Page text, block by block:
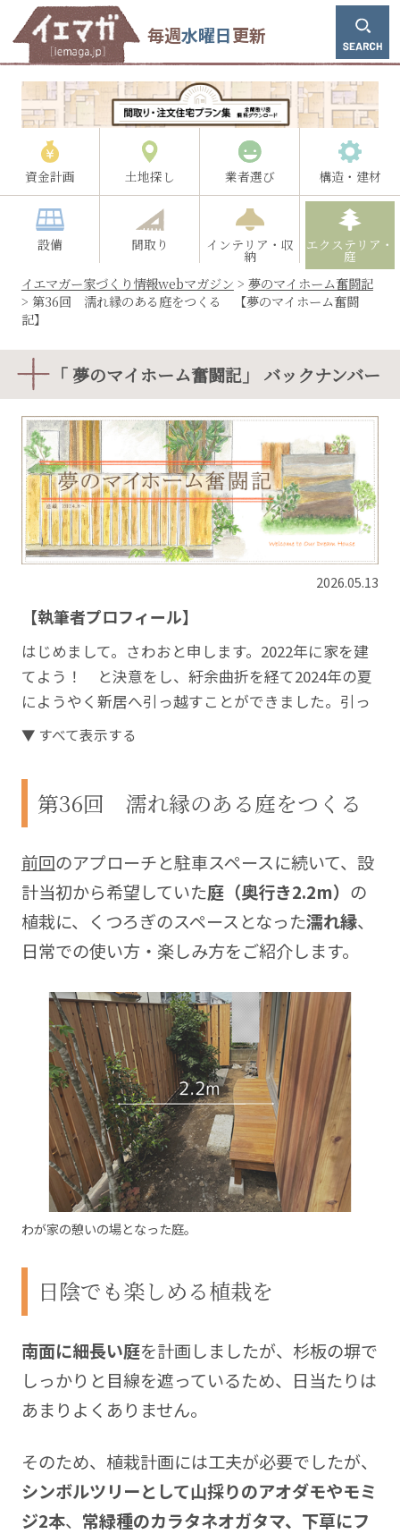
毎週水曜日更新
資金計画 土地探し 業者選び 構造・建材
設備 間取り インテリア・収
納
エクステリア・
庭
イエマガー家づくり情報webマガジン > 夢のマイホーム奮闘記
> 第36回 濡れ縁のある庭をつくる 【夢のマイホーム奮闘
記】
「 夢のマイホーム奮闘記」 バックナンバー
2026.05.13
【執筆者プロフィール】
はじめまして。さわおと申します。2022年に家を建
てよう！ と決意をし、紆余曲折を経て2024年の夏
にようやく新居へ引っ越すことができました。引っ
越す頃に息子も生まれ、家族3人で楽しく暮らしてい
長い家づくりの中で経験した失敗や大変だったこ
と、そしてそれをどうやって乗り越えたかについ
誰かの悩みや問題を解決できると嬉しいなと思いな
がら、この記事を書いています。
Blog:https://xshmblog.com
▼ すべて表示する
第36回 濡れ縁のある庭をつくる
前回のアプローチと駐車スペースに続いて、設
計当初から希望していた庭（奥行き2.2m） の
植栽に、くつろぎのスペースとなった濡れ縁、
日常での使い方・楽しみ方をご紹介します。
わが家の憩いの場となった庭。
日陰でも楽しめる植栽を
南面に細長い庭を計画しましたが、杉板の塀で
しっかりと目線を遮っているため、日当たりは
あまりよくありません。
そのため、植栽計画には工夫が必要でしたが、
シンボルツリーとして山採りのアオダモやモミ
ジ2本、 常緑種のカラタネオガタマ、下草にフ